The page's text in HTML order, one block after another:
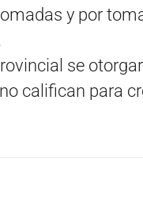
y por
se
califican para